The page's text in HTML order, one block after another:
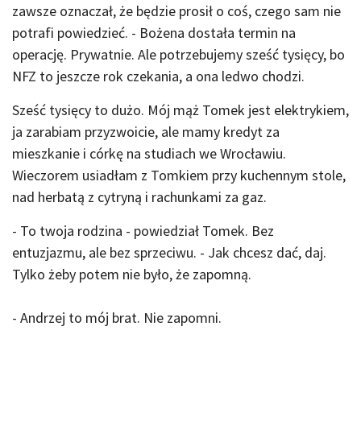
zawsze oznaczał, że będzie prosił o coś, czego sam nie
potrafi powiedzieć. - Bożena dostała termin na
operację. Prywatnie. Ale potrzebujemy sześć tysięcy, bo
NFZ to jeszcze rok czekania, a ona ledwo chodzi.
Sześć tysięcy to dużo. Mój mąż Tomek jest elektrykiem,
ja zarabiam przyzwoicie, ale mamy kredyt za
mieszkanie i córkę na studiach we Wrocławiu.
Wieczorem usiadłam z Tomkiem przy kuchennym stole,
nad herbatą z cytryną i rachunkami za gaz.
- To twoja rodzina - powiedział Tomek. Bez
entuzjazmu, ale bez sprzeciwu. - Jak chcesz dać, daj.
Tylko żeby potem nie było, że zapomną.
- Andrzej to mój brat. Nie zapomni.